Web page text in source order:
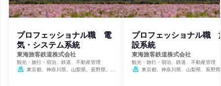
プロフェッショナル職 電
気・システム系統
東海旅客鉄道株式会社
観光・旅行・宿泊、鉄道、不動産管理
東京都、神奈川県、山梨県、長野県、岐
プロフェッショナル職
設系統
東海旅客鉄道株式会社
観光・旅行・宿泊、鉄道、不動産管理
東京都、神奈川県、山梨県、長野